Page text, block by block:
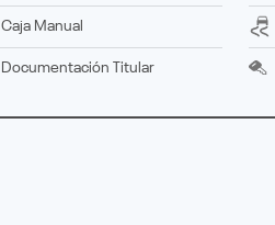
Caja Manual
Documentación titular